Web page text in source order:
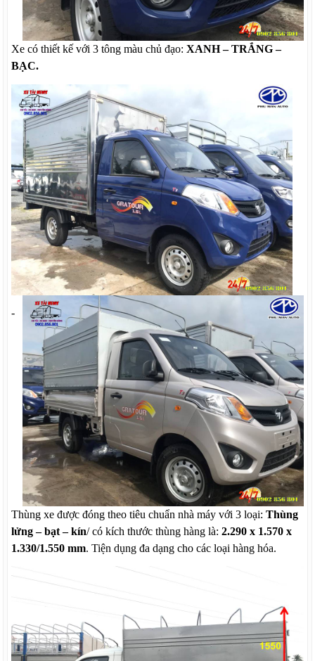
Xe có thiết kế với 3 tông màu chủ đạo:XANH – TRẮNG –
BẠC.
-
Thùng xe được đóng theo tiêu chuẩn nhà máy với 3 loại:Thùng
lửng – bạt – kín/ có kích thước thùng hàng là:2.290 x 1.570 x
1.330/1.550 mm. Tiện dụng đa dạng cho các loại hàng hóa.